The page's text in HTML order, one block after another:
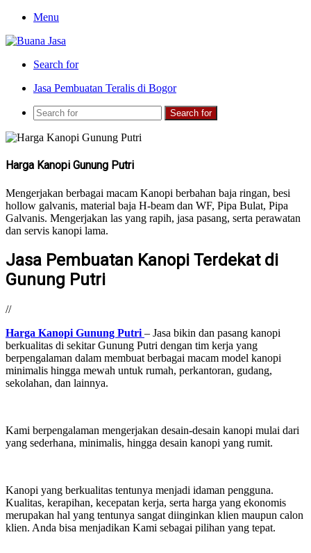
Menu
Search for
Jasa Pembuatan Teralis di Bogor
Search for
Harga Kanopi Gunung Putri
Mengerjakan berbagai macam Kanopi berbahan baja ringan, besi
hollow galvanis, material baja H-beam dan WF, Pipa Bulat, Pipa
Galvanis. Mengerjakan las yang rapih, jasa pasang, serta perawatan
dan servis kanopi lama.
Jasa Pembuatan Kanopi Terdekat di
Gunung Putri
//
Harga Kanopi Gunung Putri – Jasa bikin dan pasang kanopi
berkualitas di sekitar Gunung Putri dengan tim kerja yang
berpengalaman dalam membuat berbagai macam model kanopi
minimalis hingga mewah untuk rumah, perkantoran, gudang,
sekolahan, dan lainnya.
Kami berpengalaman mengerjakan desain-desain kanopi mulai dari
yang sederhana, minimalis, hingga desain kanopi yang rumit.
Kanopi yang berkualitas tentunya menjadi idaman pengguna.
Kualitas, kerapihan, kecepatan kerja, serta harga yang ekonomis
merupakan hal yang tentunya sangat diinginkan klien maupun calon
klien. Anda bisa menjadikan Kami sebagai pilihan yang tepat.